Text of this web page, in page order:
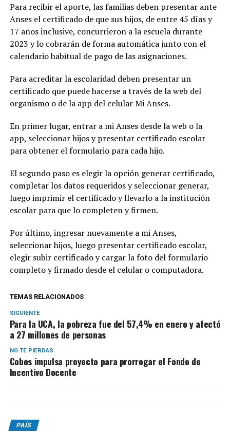
Para recibir el aporte, las familias deben presentar ante
Anses el certificado de que sus hijos, de entre 45 días y
17 años inclusive, concurrieron a la escuela durante
2023 y lo cobrarán de forma automática junto con el
calendario habitual de pago de las asignaciones.
Para acreditar la escolaridad deben presentar un
certificado que puede hacerse a través de la web del
organismo o de la app del celular Mi Anses.
En primer lugar, entrar a mi Anses desde la web o la
app, seleccionar hijos y presentar certificado escolar
para obtener el formulario para cada hijo.
El segundo paso es elegir la opción generar certificado,
completar los datos requeridos y seleccionar generar,
luego imprimir el certificado y llevarlo a la institución
escolar para que lo completen y firmen.
Por último, ingresar nuevamente a mi Anses,
seleccionar hijos, luego presentar certificado escolar,
elegir subir certificado y cargar la foto del formulario
completo y firmado desde el celular o computadora.
TEMAS RELACIONADOS
SIGUIENTE
Para la UCA, la pobreza fue del 57,4% en enero y afectó
a 27 millones de personas
NO TE PIERDAS
Cobos impulsa proyecto para prorrogar el Fondo de
Incentivo Docente
PAÍS